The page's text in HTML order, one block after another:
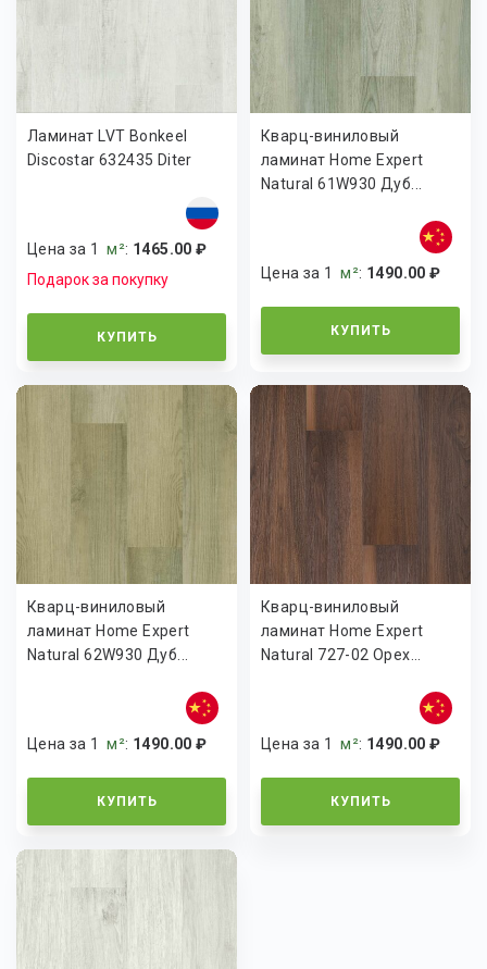
Ламинат LVT Bonkeel
Discostar 632435 Diter
Цена за 1м²: 1465.00 ₽
Подарок за покупку
КУПИТЬ
Кварц-виниловый
ламинат Home Expert
Natural 61W930 Дуб...
Цена за 1м²: 1490.00 ₽
КУПИТЬ
Кварц-виниловый
ламинат Home Expert
Natural 62W930 Дуб...
Цена за 1м²: 1490.00 ₽
КУПИТЬ
Кварц-виниловый
ламинат Home Expert
Natural 727-02 Орех...
Цена за 1м²: 1490.00 ₽
КУПИТЬ